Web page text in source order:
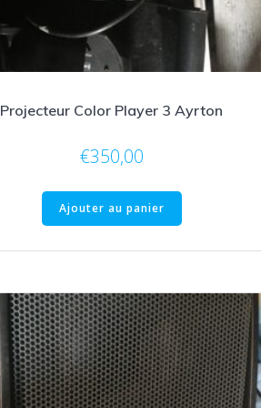
Projecteur Color Player 3 Ayrton
€350,00
Ajouter au panier